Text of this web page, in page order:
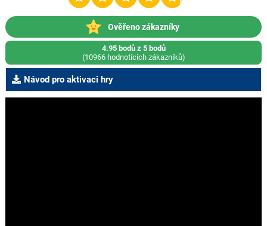
Ověřeno zákazníky
4.95 bodů z 5 bodů
(10966 hodnotících zákazníků)
Návod pro aktivaci hry